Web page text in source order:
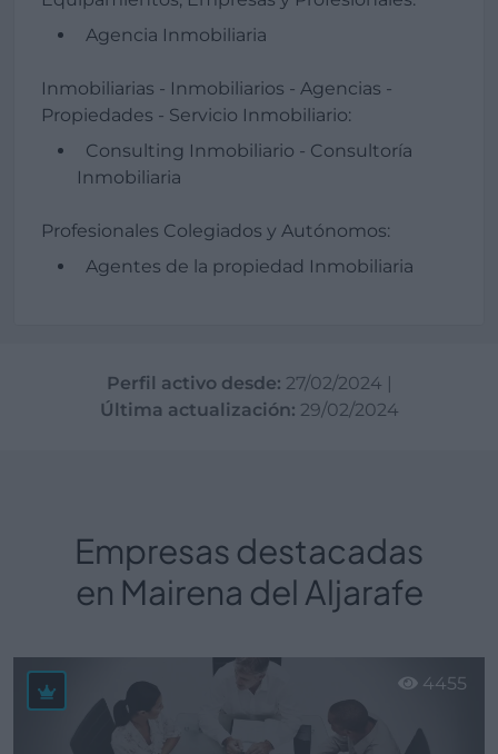
Agencia Inmobiliaria
Inmobiliarias - Inmobiliarios - Agencias -
Propiedades - Servicio Inmobiliario:
Consulting Inmobiliario - Consultoría
Inmobiliaria
Profesionales Colegiados y Autónomos:
Agentes de la propiedad Inmobiliaria
Perfil activo desde: 27/02/2024 |
Última actualización: 29/02/2024
Empresas destacadas
en Mairena del Aljarafe
4455